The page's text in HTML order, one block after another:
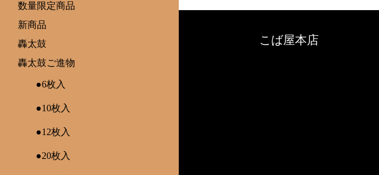
数量限定商品
新商品
轟太鼓
轟太鼓ご進物
●6枚入
●10枚入
●12枚入
●20枚入
こば屋本店